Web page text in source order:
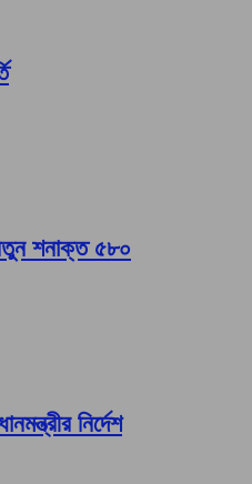
শনাক্ত ৫৮০
নির্দেশ